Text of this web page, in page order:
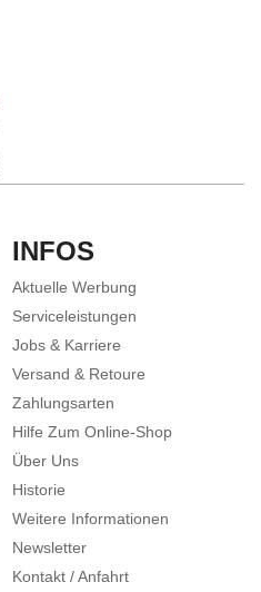
INFOS
Aktuelle Werbung
Serviceleistungen
Jobs & Karriere
Versand & Retoure
Zahlungsarten
Hilfe Zum Online-Shop
Über Uns
Historie
Weitere Informationen
Newsletter
Kontakt / Anfahrt